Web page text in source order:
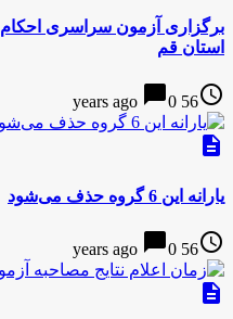
استان قم
access_time
56 years ago
chat_bubble0
description
یارانه این 6 گروه حذف می‌شود
access_time
56 years ago
chat_bubble0
description